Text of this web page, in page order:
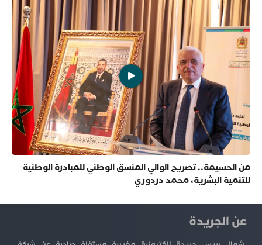
من الحسيمة.. تصريح الوالي المنسق الوطني للمبادرة الوطنية
للتنمية البشرية، محمد دردوري
عن الجريدة